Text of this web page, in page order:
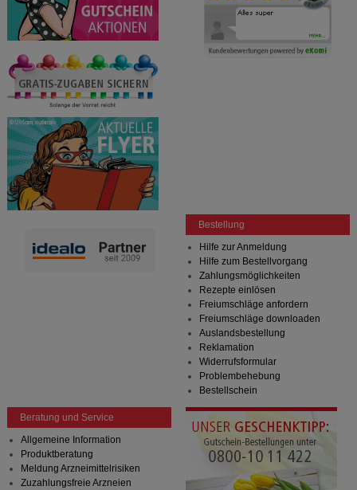
Bestellung
Hilfe zur Anmeldung
Hilfe zum Bestellvorgang
Zahlungsmöglichkeiten
Rezepte einlösen
Freiumschläge anfordern
Freiumschläge downloaden
Auslandsbestellung
Reklamation
Widerrufsformular
Problembehebung
Bestellschein
Beratung und Service
Allgemeine Information
Produktberatung
Meldung Arzneimittelrisiken
Zuzahlungsfreie Arzneien